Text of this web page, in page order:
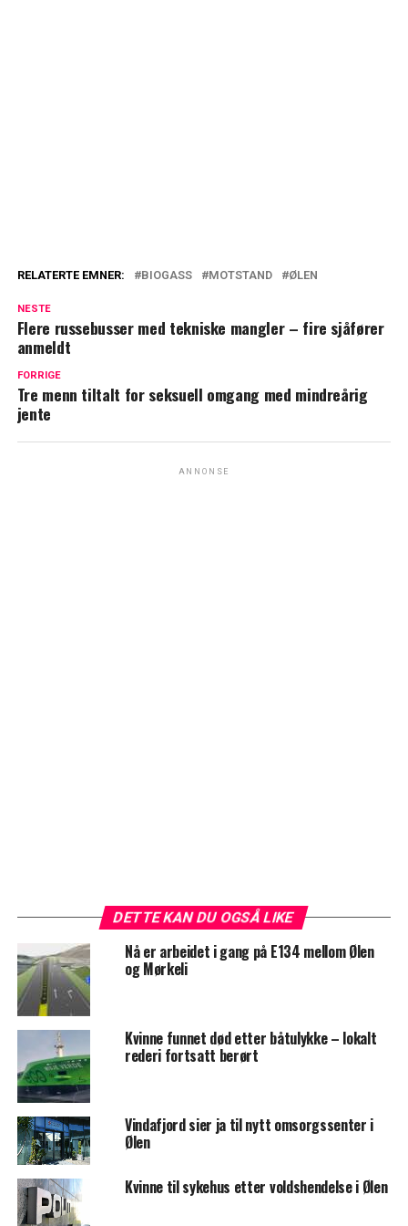
RELATERTE EMNER: BIOGASS MOTSTAND ØLEN
NESTE
Flere russebusser med tekniske mangler – fire sjåfører
anmeldt
FORRIGE
Tre menn tiltalt for seksuell omgang med mindreårig
jente
ANNONSE
DETTE KAN DU OGSÅ LIKE
Nå er arbeidet i gang på E134 mellom Ølen
og Mørkeli
Kvinne funnet død etter båtulykke – lokalt
rederi fortsatt berørt
Vindafjord sier ja til nytt omsorgssenter i
Ølen
Kvinne til sykehus etter voldshendelse i Ølen